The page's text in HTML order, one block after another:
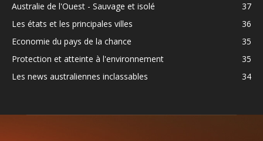
Australie de l'Ouest - Sauvage et isolé
37
Les états et les principales villes
36
Economie du pays de la chance
35
Protection et atteinte à l'environnement
35
Les news australiennes inclassables
34